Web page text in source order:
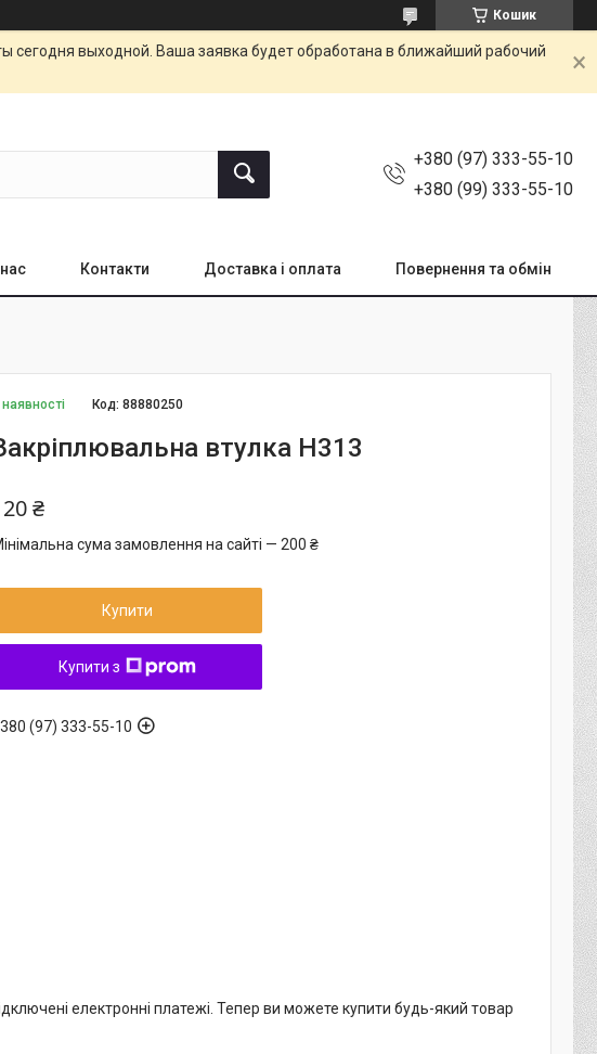
Кошик
сегодня выходной. Ваша заявка будет обработана в ближайший рабочий
+380 (97) 333-55-10
+380 (99) 333-55-10
Контакти Доставка і оплата Повернення та обмін
наявності Код:88880250
втулка H313
₴
сума замовлення на сайті — 200 ₴
Купити
Купити з
(97) 333-55-10
електронні платежі. Тепер ви можете купити будь-який товар